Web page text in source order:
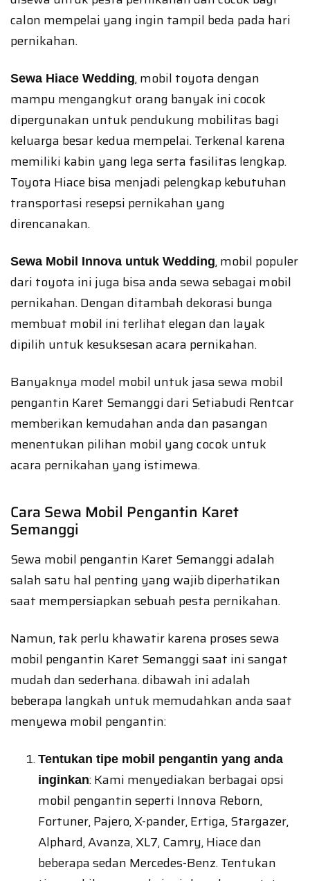
calon mempelai yang ingin tampil beda pada hari
pernikahan.
Sewa Hiace Wedding, mobil toyota dengan
mampu mengangkut orang banyak ini cocok
dipergunakan untuk pendukung mobilitas bagi
keluarga besar kedua mempelai. Terkenal karena
memiliki kabin yang lega serta fasilitas lengkap.
Toyota Hiace bisa menjadi pelengkap kebutuhan
transportasi resepsi pernikahan yang
direncanakan.
Sewa Mobil Innova untuk Wedding, mobil populer
dari toyota ini juga bisa anda sewa sebagai mobil
pernikahan. Dengan ditambah dekorasi bunga
membuat mobil ini terlihat elegan dan layak
dipilih untuk kesuksesan acara pernikahan.
Banyaknya model mobil untuk jasa sewa mobil
pengantin Karet Semanggi dari Setiabudi Rentcar
memberikan kemudahan anda dan pasangan
menentukan pilihan mobil yang cocok untuk
acara pernikahan yang istimewa.
Cara Sewa Mobil Pengantin Karet
Semanggi
Sewa mobil pengantin Karet Semanggi adalah
salah satu hal penting yang wajib diperhatikan
saat mempersiapkan sebuah pesta pernikahan.
Namun, tak perlu khawatir karena proses sewa
mobil pengantin Karet Semanggi saat ini sangat
mudah dan sederhana. dibawah ini adalah
beberapa langkah untuk memudahkan anda saat
menyewa mobil pengantin:
Tentukan tipe mobil pengantin yang anda
inginkan: Kami menyediakan berbagai opsi
mobil pengantin seperti Innova Reborn,
Fortuner, Pajero, X-pander, Ertiga, Stargazer,
Alphard, Avanza, XL7, Camry, Hiace dan
beberapa sedan Mercedes-Benz. Tentukan